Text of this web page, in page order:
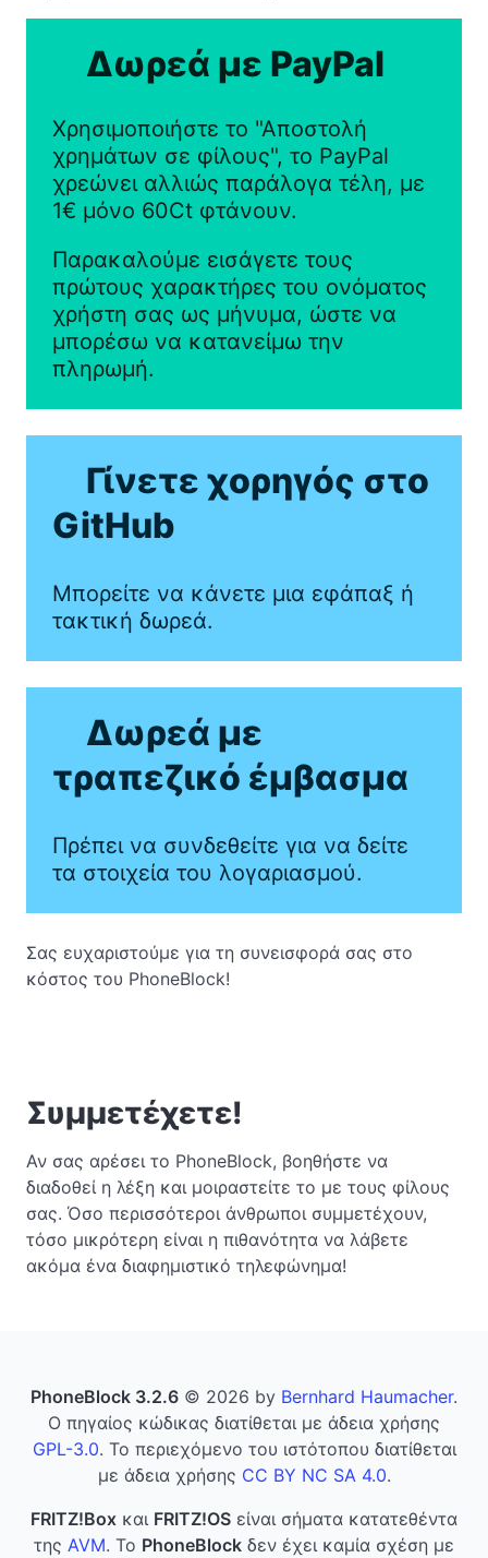
Δωρεά με PayPal
Χρησιμοποιήστε το "Αποστολή
χρημάτων σε φίλους", το PayPal
χρεώνει αλλιώς παράλογα τέλη, με
1€ μόνο 60Ct φτάνουν.
Παρακαλούμε εισάγετε τους
πρώτους χαρακτήρες του ονόματος
χρήστη σας ως μήνυμα, ώστε να
μπορέσω να κατανείμω την
πληρωμή.
Γίνετε χορηγός στο
GitHub
Μπορείτε να κάνετε μια εφάπαξ ή
τακτική δωρεά.
Δωρεά με
τραπεζικό έμβασμα
Πρέπει να συνδεθείτε για να δείτε
τα στοιχεία του λογαριασμού.
Σας ευχαριστούμε για τη συνεισφορά σας στο
κόστος του PhoneBlock!
Συμμετέχετε!
Αν σας αρέσει το PhoneBlock, βοηθήστε να
διαδοθεί η λέξη και μοιραστείτε το με τους φίλους
σας. Όσο περισσότεροι άνθρωποι συμμετέχουν,
τόσο μικρότερη είναι η πιθανότητα να λάβετε
ακόμα ένα διαφημιστικό τηλεφώνημα!
PhoneBlock 3.2.6 © 2026 by Bernhard Haumacher.
Ο πηγαίος κώδικας διατίθεται με άδεια χρήσης
GPL-3.0. Το περιεχόμενο του ιστότοπου διατίθεται
με άδεια χρήσης CC BY NC SA 4.0.
FRITZ!Box και FRITZ!OS είναι σήματα κατατεθέντα
της AVM. Το PhoneBlock δεν έχει καμία σχέση με